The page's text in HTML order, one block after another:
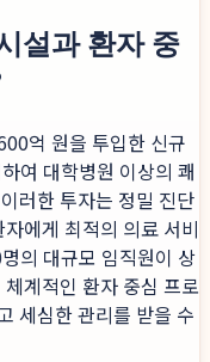
설과 환자 중
억 원을 투입한 신규
여 대학병원 이상의 쾌
러한 투자는 정밀 진단
에게 최적의 의료 서비
의 대규모 임직원이 상
계적인 환자 중심 프로
세심한 관리를 받을 수